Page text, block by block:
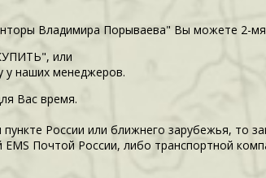
Владимира Порываева" Вы можете 2-
или
у наших менеджеров.
Вас время.
России или ближнего зарубежья, то
Почтой России, либо транспортной